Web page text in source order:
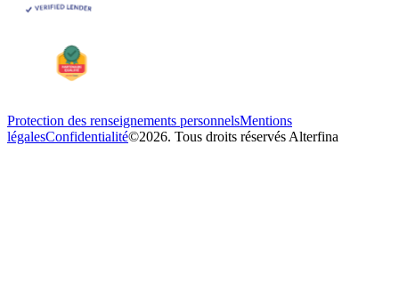
Protection des renseignements personnelsMentions
légalesConfidentialité©2026. Tous droits réservés Alterfina